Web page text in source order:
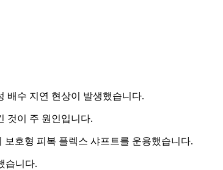
배수 지연 현상이 발생했습니다.
것이 주 원인입니다.
호형 피복 플렉스 샤프트를 운용했습니다.
습니다.